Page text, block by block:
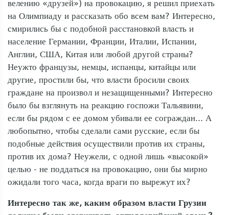
велению «друзей») на провокацию, я решил приехать
на Олимпиаду и рассказать обо всем вам? Интересно,
смирились бы с подобной расстановкой власть и
население Германии, Франции, Италии, Испании,
Англии, США, Китая или любой другой страны?
Неужто французы, немцы, испанцы, китайцы или
другие, простили бы, что власти бросили своих
граждане на произвол и незащищенными? Интересно
было бы взглянуть на реакцию госпожи Тальявини,
если бы рядом с ее домом убивали ее сограждан... А
любопытно, чтобы сделали сами русские, если бы
подобные действия осуществили против их страны,
против их дома? Неужели, с одной лишь «высокой»
целью - не поддаться на провокацию, они бы мирно
ожидали того часа, когда враги по вырежут их?
Интересно так же, каким образом власти Грузии